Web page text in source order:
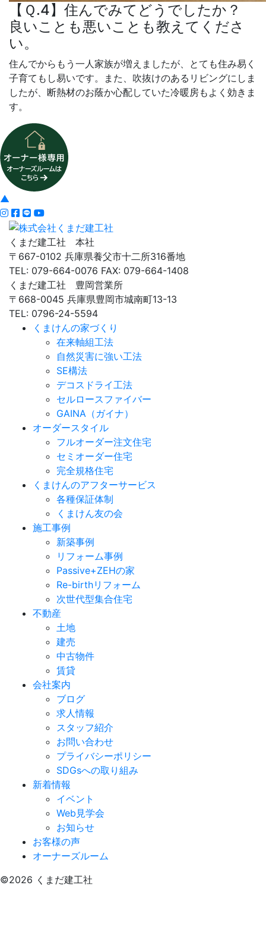
【Ｑ.4】住んでみてどうでしたか？
良いことも悪いことも教えてくださ
い。
住んでからもう一人家族が増えましたが、とても住み易く
子育てもし易いです。また、吹抜けのあるリビングにしま
したが、断熱材のお蔭か心配していた冷暖房もよく効きま
す。
▲
くまだ建工社 本社
〒667-0102 兵庫県養父市十二所316番地
TEL: 079-664-0076 FAX: 079-664-1408
くまだ建工社 豊岡営業所
〒668-0045 兵庫県豊岡市城南町13-13
TEL: 0796-24-5594
くまけんの家づくり
在来軸組工法
自然災害に強い工法
SE構法
デコスドライ工法
セルロースファイバー
GAINA（ガイナ）
オーダースタイル
フルオーダー注文住宅
セミオーダー住宅
完全規格住宅
くまけんのアフターサービス
各種保証体制
くまけん友の会
施工事例
新築事例
リフォーム事例
Passive+ZEHの家
Re-birthリフォーム
次世代型集合住宅
不動産
土地
建売
中古物件
賃貸
会社案内
ブログ
求人情報
スタッフ紹介
お問い合わせ
プライバシーポリシー
SDGsへの取り組み
新着情報
イベント
Web見学会
お知らせ
お客様の声
オーナーズルーム
©2026 くまだ建工社